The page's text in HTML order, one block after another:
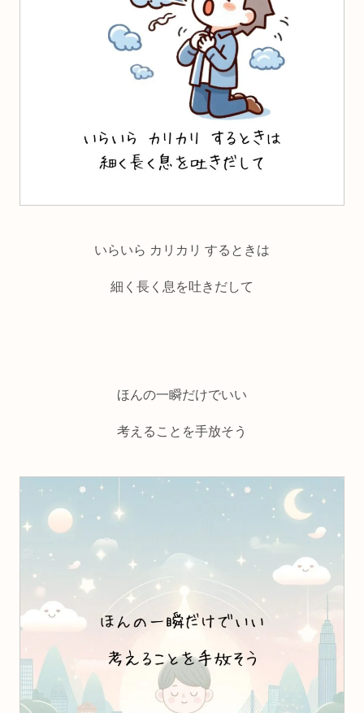
いらいら カリカリ するときは
細く長く息を吐きだして
ほんの一瞬だけでいい
考えることを手放そう